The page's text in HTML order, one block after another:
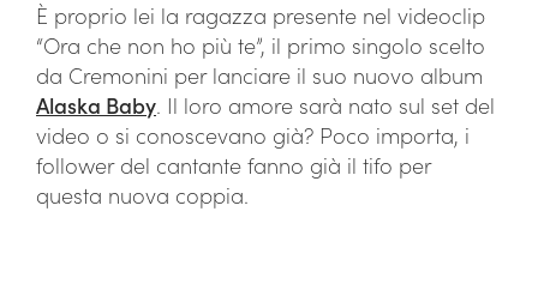
È proprio lei la ragazza presente nel videoclip
“Ora che non ho più te”, il primo singolo scelto
da Cremonini per lanciare il suo nuovo album
Alaska Baby. Il loro amore sarà nato sul set del
video o si conoscevano già? Poco importa, i
follower del cantante fanno già il tifo per
questa nuova coppia.